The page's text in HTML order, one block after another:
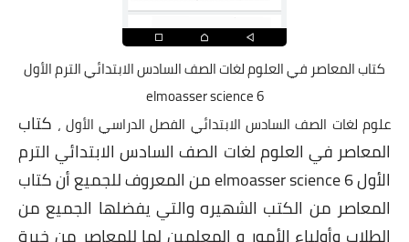
كتاب المعاصر في العلوم لغات الصف السادس الابتدائي الترم الأول
elmoasser science 6
علوم لغات الصف السادس الابتدائي الفصل الدراسي الأول ، كتاب
المعاصر في العلوم لغات الصف السادس الابتدائي الترم
الأول elmoasser science 6 من المعروف للجميع أن كتاب
المعاصر من الكتب الشهيره والتي يفضلها الجميع من
الطلاب وأولياء الأمور و المعلمين لما للمعاصر من خيرة